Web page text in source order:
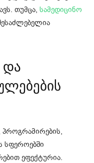
თუმცა, სამედიცინო
და
სფეროებში
ეფექტურია.